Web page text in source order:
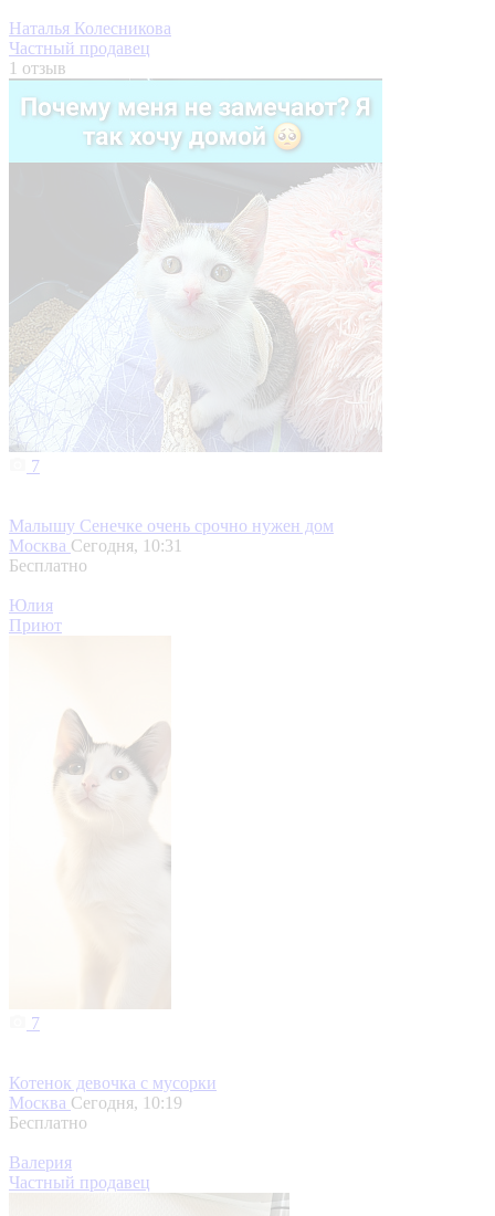
Наталья Колесникова
Частный продавец
1 отзыв
7
Малышу Сенечке очень срочно нужен дом
Москва Сегодня, 10:31
Бесплатно
Юлия
Приют
7
Котенок девочка с мусорки
Москва Сегодня, 10:19
Бесплатно
Валерия
Частный продавец